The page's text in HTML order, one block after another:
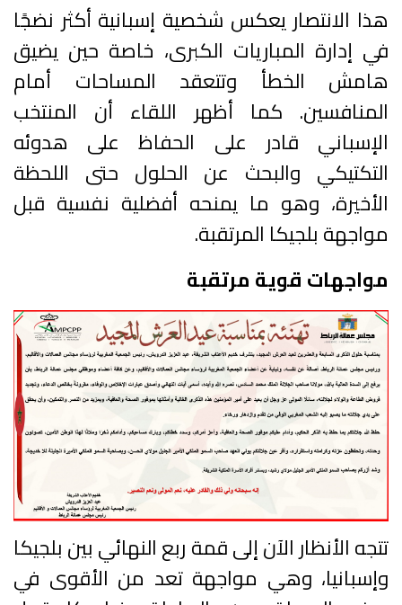
هذا الانتصار يعكس شخصية إسبانية أكثر نضجًا
في إدارة المباريات الكبرى، خاصة حين يضيق
هامش الخطأ وتتعقد المساحات أمام
المنافسين. كما أظهر اللقاء أن المنتخب
الإسباني قادر على الحفاظ على هدوئه
التكتيكي والبحث عن الحلول حتى اللحظة
الأخيرة، وهو ما يمنحه أفضلية نفسية قبل
مواجهة بلجيكا المرتقبة.
مواجهات قوية مرتقبة
تتجه الأنظار الآن إلى قمة ربع النهائي بين بلجيكا
وإسبانيا، وهي مواجهة تعد من الأقوى في